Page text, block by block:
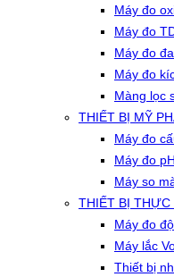
Máy đo
Máy đo
Máy đo
Máy đo
Màng lọc
THIẾT BỊ MỸ
Máy đo
Máy đo pH
Máy so
THIẾT BỊ THỰC
Máy đo
Máy lắc
Thiết bị